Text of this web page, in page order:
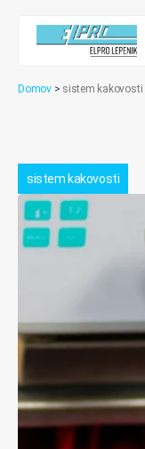
Domov > sistem kakovosti
sistem kakovosti